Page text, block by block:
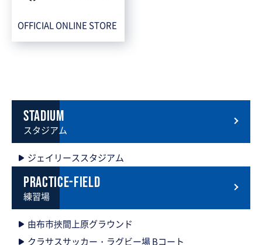
OFFICIAL ONLINE STORE
stadium
スタジアム
ジェイリーススタジアム
practice-field
練習場
由布市挾間上原グラウンド
クラサスサッカー・ラグビー場 Bコート